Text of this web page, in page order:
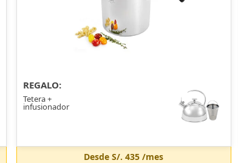
REGALO:
Tetera +
infusionador
DesdeS/. 435 /mes